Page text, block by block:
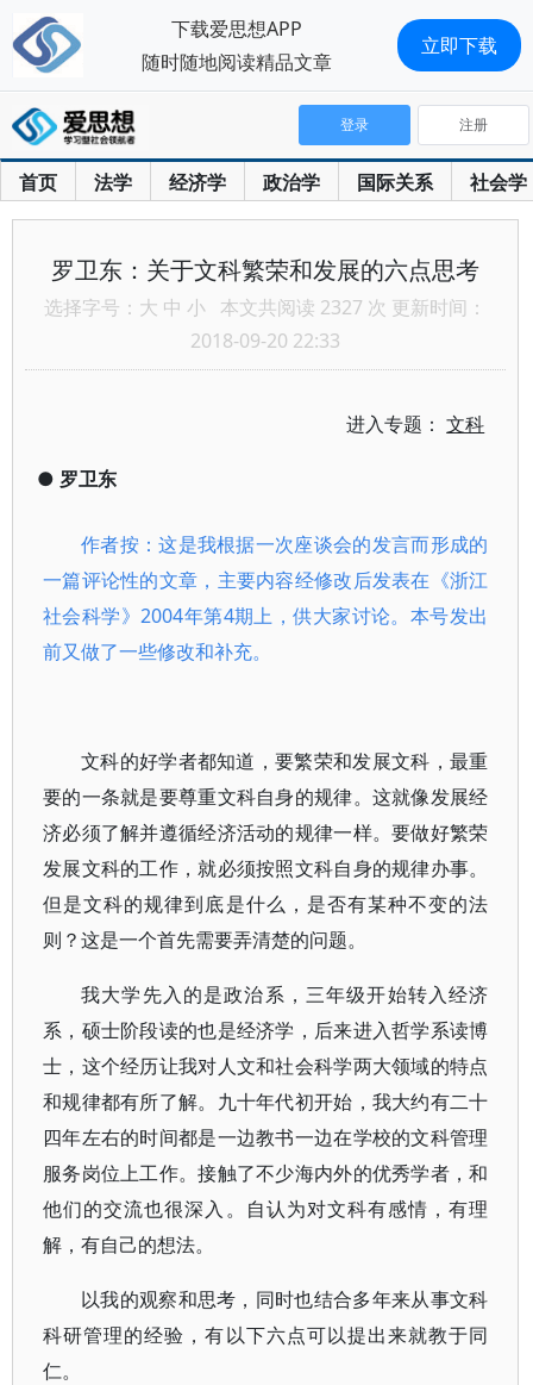
首页 法学 经济学 政治学 国际关系 社会学
登录 注册
罗卫东：关于文科繁荣和发展的六点思考
选择字号： 大 中 小 本文共阅读 2327 次 更新时间：
2018-09-20 22:33
进入专题：文科
● 罗卫东
作者按：这是我根据一次座谈会的发言而形成的
一篇评论性的文章，主要内容经修改后发表在《浙江
社会科学》2004年第4期上，供大家讨论。本号发出
前又做了一些修改和补充。
文科的好学者都知道，要繁荣和发展文科，最重
要的一条就是要尊重文科自身的规律。这就像发展经
济必须了解并遵循经济活动的规律一样。要做好繁荣
发展文科的工作，就必须按照文科自身的规律办事。
但是文科的规律到底是什么，是否有某种不变的法
则？这是一个首先需要弄清楚的问题。
我大学先入的是政治系，三年级开始转入经济
系，硕士阶段读的也是经济学，后来进入哲学系读博
士，这个经历让我对人文和社会科学两大领域的特点
和规律都有所了解。九十年代初开始，我大约有二十
四年左右的时间都是一边教书一边在学校的文科管理
服务岗位上工作。接触了不少海内外的优秀学者，和
他们的交流也很深入。自认为对文科有感情，有理
解，有自己的想法。
以我的观察和思考，同时也结合多年来从事文科
科研管理的经验，有以下六点可以提出来就教于同
仁。
下载爱思想APP
随时随地阅读精品文章
立即下载